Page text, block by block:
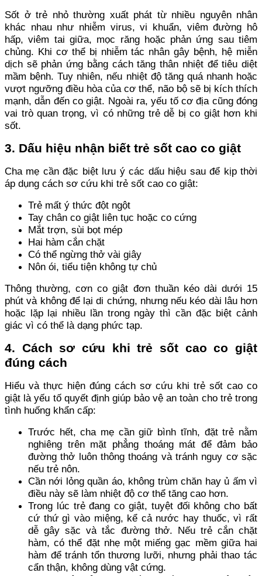
Sốt ở trẻ nhỏ thường xuất phát từ nhiều nguyên nhân
khác nhau như nhiễm virus, vi khuẩn, viêm đường hô
hấp, viêm tai giữa, mọc răng hoặc phản ứng sau tiêm
chủng. Khi cơ thể bị nhiễm tác nhân gây bệnh, hệ miễn
dịch sẽ phản ứng bằng cách tăng thân nhiệt để tiêu diệt
mầm bệnh. Tuy nhiên, nếu nhiệt độ tăng quá nhanh hoặc
vượt ngưỡng điều hòa của cơ thể, não bộ sẽ bị kích thích
mạnh, dẫn đến co giật. Ngoài ra, yếu tố cơ địa cũng đóng
vai trò quan trọng, vì có những trẻ dễ bị co giật hơn khi
sốt.
3. Dấu hiệu nhận biết trẻ sốt cao co giật
Cha mẹ cần đặc biệt lưu ý các dấu hiệu sau để kịp thời
áp dụng cách sơ cứu khi trẻ sốt cao co giật:
Trẻ mất ý thức đột ngột
Tay chân co giật liên tục hoặc co cứng
Mắt trợn, sùi bọt mép
Hai hàm cắn chặt
Có thể ngừng thở vài giây
Nôn ói, tiểu tiện không tự chủ
Thông thường, cơn co giật đơn thuần kéo dài dưới 15
phút và không để lại di chứng, nhưng nếu kéo dài lâu hơn
hoặc lặp lại nhiều lần trong ngày thì cần đặc biệt cảnh
giác vì có thể là dạng phức tạp.
4. Cách sơ cứu khi trẻ sốt cao co giật
đúng cách
Hiểu và thực hiện đúng cách sơ cứu khi trẻ sốt cao co
giật là yếu tố quyết định giúp bảo vệ an toàn cho trẻ trong
tình huống khẩn cấp:
Trước hết, cha mẹ cần giữ bình tĩnh, đặt trẻ nằm
nghiêng trên mặt phẳng thoáng mát để đảm bảo
đường thở luôn thông thoáng và tránh nguy cơ sặc
nếu trẻ nôn.
Cần nới lỏng quần áo, không trùm chăn hay ủ ấm vì
điều này sẽ làm nhiệt độ cơ thể tăng cao hơn.
Trong lúc trẻ đang co giật, tuyệt đối không cho bất
cứ thứ gì vào miệng, kể cả nước hay thuốc, vì rất
dễ gây sặc và tắc đường thở. Nếu trẻ cắn chặt
hàm, có thể đặt nhẹ một miếng gạc mềm giữa hai
hàm để tránh tổn thương lưỡi, nhưng phải thao tác
cẩn thận, không dùng vật cứng.